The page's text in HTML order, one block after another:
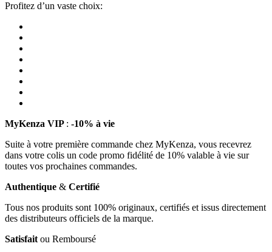
Profitez d’un vaste choix:
MyKenza VIP : -10% à vie
Suite à votre première commande chez MyKenza, vous recevrez
dans votre colis un code promo fidélité de 10% valable à vie sur
toutes vos prochaines commandes.
Authentique & Certifié
Tous nos produits sont 100% originaux, certifiés et issus directement
des distributeurs officiels de la marque.
Satisfait ou Remboursé